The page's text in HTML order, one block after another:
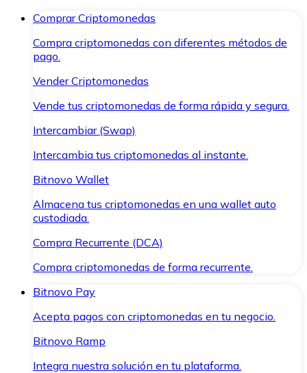
Comprar Criptomonedas
Compra criptomonedas con diferentes métodos de
pago.
Vender Criptomonedas
Vende tus criptomonedas de forma rápida y segura.
Intercambiar (Swap)
Intercambia tus criptomonedas al instante.
Bitnovo Wallet
Almacena tus criptomonedas en una wallet auto
custodiada.
Compra Recurrente (DCA)
Compra criptomonedas de forma recurrente.
Bitnovo Pay
Acepta pagos con criptomonedas en tu negocio.
Bitnovo Ramp
Integra nuestra solución en tu plataforma.